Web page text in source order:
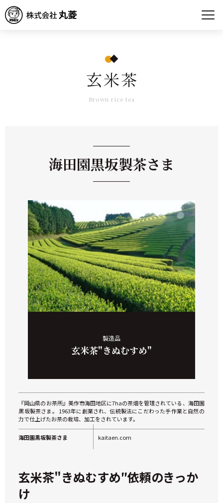
玄米茶
Brown rice tea
海田園黒坂製茶さま
製造品
玄米茶"きぬむすめ"
『岡山県のお茶所』美作市海田地区に7haの茶畑を管理されている、海田園
黒坂製茶さま。 1963年に創業され、伝統製法にこだわった手作業と自然の
力で仕上げたお茶の栽培、加工をされています。
海田園黒坂製茶さま kaitaen.com
玄米茶"きぬむすめ″依頼のきっか
け